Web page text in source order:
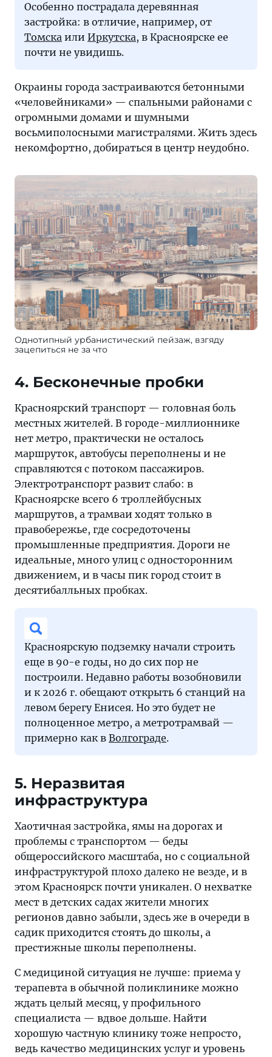
Особенно пострадала деревянная
застройка: в отличие, например, от
Томска или Иркутска, в Красноярске ее
почти не увидишь.
Окраины города застраиваются бетонными
«человейниками» — спальными районами с
огромными домами и шумными
восьмиполосными магистралями. Жить здесь
некомфортно, добираться в центр неудобно.
Однотипный урбанистический пейзаж, взгяду
зацепиться не за что
4. Бесконечные пробки
Красноярский транспорт — головная боль
местных жителей. В городе-миллионнике
нет метро, практически не осталось
маршруток, автобусы переполнены и не
справляются с потоком пассажиров.
Электротранспорт развит слабо: в
Красноярске всего 6 троллейбусных
маршрутов, а трамваи ходят только в
правобережье, где сосредоточены
промышленные предприятия. Дороги не
идеальные, много улиц с односторонним
движением, и в часы пик город стоит в
десятибалльных пробках.
Красноярскую подземку начали строить
еще в 90-е годы, но до сих пор не
построили. Недавно работы возобновили
и к 2026 г. обещают открыть 6 станций на
левом берегу Енисея. Но это будет не
полноценное метро, а метротрамвай —
примерно как в Волгограде.
5. Неразвитая
инфраструктура
Хаотичная застройка, ямы на дорогах и
проблемы с транспортом — беды
общероссийского масштаба, но с социальной
инфраструктурой плохо далеко не везде, и в
этом Красноярск почти уникален. О нехватке
мест в детских садах жители многих
регионов давно забыли, здесь же в очереди в
садик приходится стоять до школы, а
престижные школы переполнены.
С медициной ситуация не лучше: приема у
терапевта в обычной поликлинике можно
ждать целый месяц, у профильного
специалиста — вдвое дольше. Найти
хорошую частную клинику тоже непросто,
ведь качество медицинских услуг и уровень